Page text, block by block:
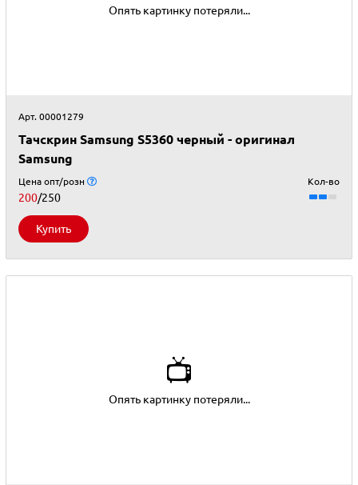
Опять картинку потеряли...
Арт. 00001279
Тачскрин Samsung S5360 черный - оригинал
Samsung
Цена опт/розн
200/250
Кол-во
Купить
📺
Опять картинку потеряли...